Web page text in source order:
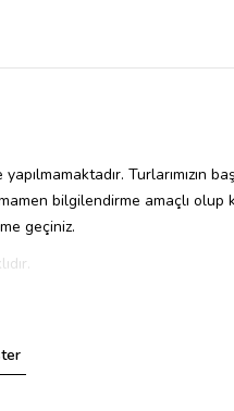
Turlarımızın
bilgilendirme amaçlı
geçiniz.
yapılmaz. Bu gezi veya